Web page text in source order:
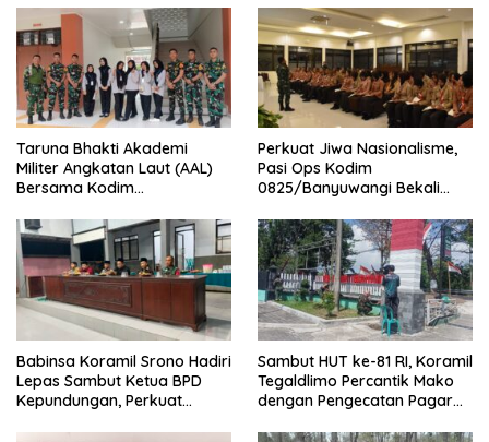
Taruna Bhakti Akademi
Militer Angkatan Laut (AAL)
Bersama Kodim
Generasi Disiplin dan Berjiwa
Nasionalis
Perkuat Jiwa Nasionalisme,
Pasi Ops Kodim
0825/Banyuwangi Bekali
dengan Wawasan
Kebangsaan
Babinsa Koramil Srono Hadiri
Lepas Sambut Ketua BPD
Kepundungan, Perkuat
Sambut HUT ke-81 RI, Koramil
Tegaldlimo Percantik Mako
dengan Pengecatan Pagar